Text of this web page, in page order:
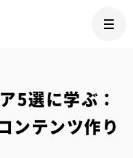
5選に学ぶ：
ンテンツ作り